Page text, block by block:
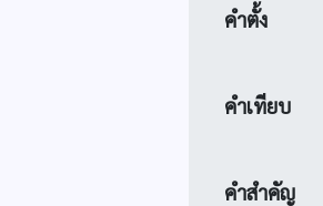
คำตั้ง
คำเทียบ
คำสำคัญ